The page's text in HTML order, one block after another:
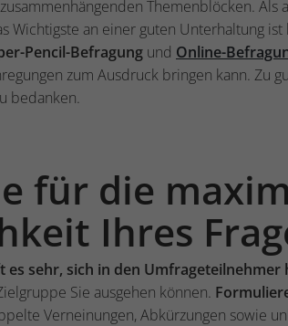
Themenblöcken. Als
Wichtigste an einer guten Unterhaltung
Pencil-Befragung und Online-
zum Ausdruck bringen kann. Zu
bedanken.
für die
Ihres
es sehr, sich in den Umfrageteilnehmer
Sie ausgehen können.
Verneinungen, Abkürzungen sowie